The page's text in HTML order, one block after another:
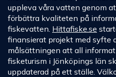
uppleva våra vatten genom
förbättra kvaliteten på
fiskevatten. Hittafiske.se
finansierat projekt med syfte
målsättningen att all
fisketurism i Jönköpings län
uppdaterad på ett ställe.